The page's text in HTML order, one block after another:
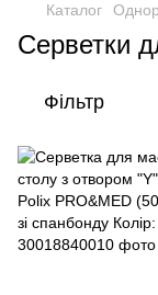
Каталог
Серветки
Фільтр